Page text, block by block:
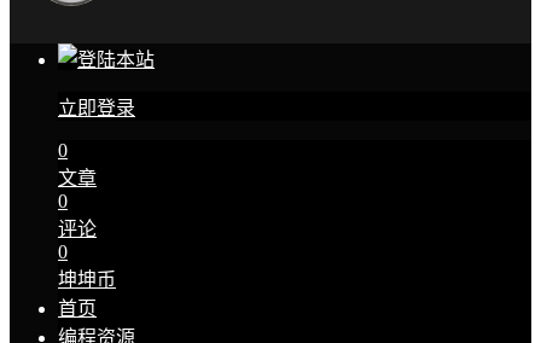
立即登录
0
文章
0
评论
0
坤坤币
首页
编程资源